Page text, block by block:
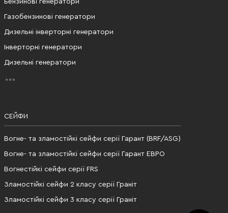
Бензинові генератори
Газобензинові генератори
Дизельні інверторні генератори
Інверторні генератори
Дизельні генератори
СЕЙФИ
Вогне- та зламостійкі сейфи серії Гарант (BRF/ASG)
Вогне- та зламостійкі сейфи серії Гарант ЕВРО
Вогнестійкі сейфи серії FRS
Зламостійкі сейфи 2 класу серії Граніт
Зламостійкі сейфи 3 класу серії Граніт